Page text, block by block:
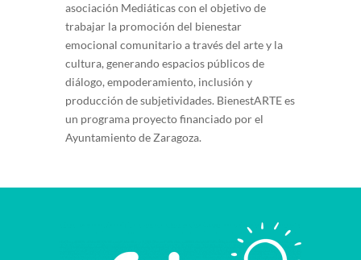
asociación Mediáticas con el objetivo de
trabajar la promoción del bienestar
emocional comunitario a través del arte y la
cultura, generando espacios públicos de
diálogo, empoderamiento, inclusión y
producción de subjetividades. BienestARTE es
un programa proyecto financiado por el
Ayuntamiento de Zaragoza.